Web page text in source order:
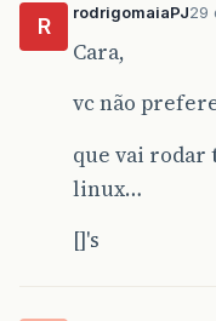
R
rodrigomaiaPJ29
Cara,
vc não
que vai rodar
linux…
[]'s